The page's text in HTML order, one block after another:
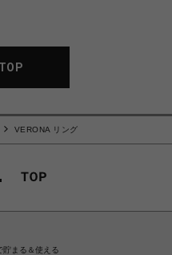
VERONA リング
貯まる＆使える